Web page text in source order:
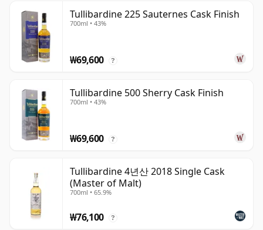
Tullibardine 225 Sauternes Cask Finish
700ml • 43%
₩69,600 ?
Tullibardine 500 Sherry Cask Finish
700ml • 43%
₩69,600 ?
Tullibardine 4년산 2018 Single Cask
(Master of Malt)
700ml • 65.9%
₩76,100 ?